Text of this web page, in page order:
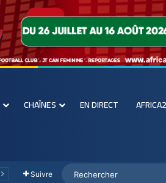
CHAÎNES EN DIRECT
Suivre